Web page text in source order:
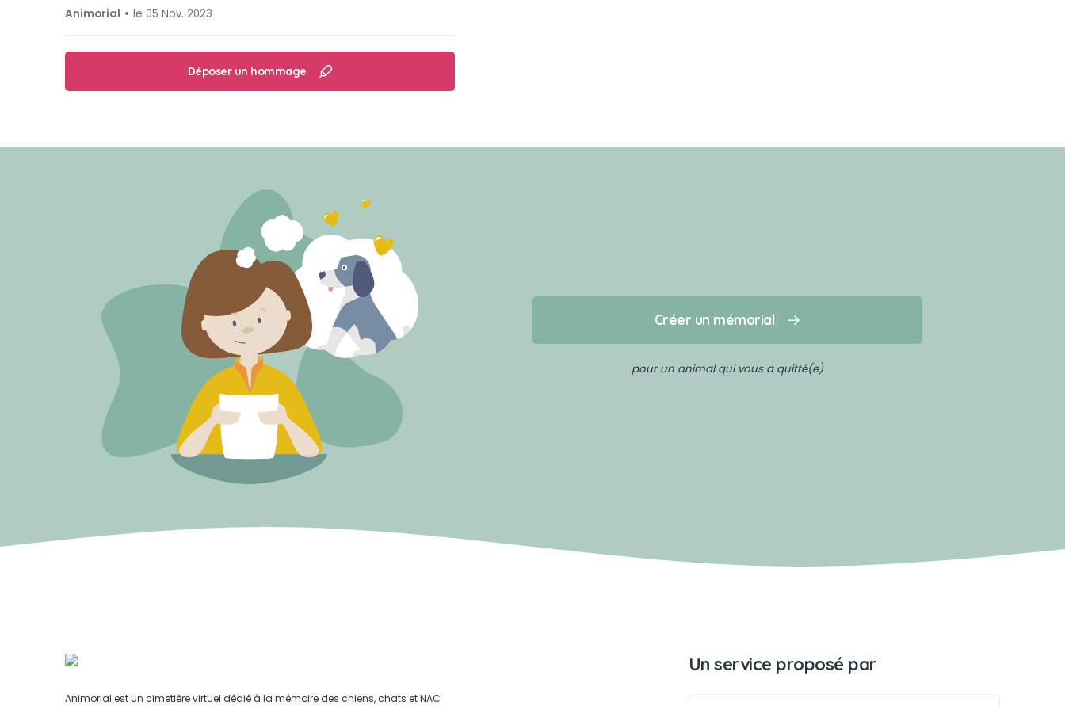
Animorial
le 05 Nov. 2023
Déposer un hommage
Créer un mémorial
pour un animal qui vous a quitté(e)
Animorial est un cimetière virtuel dédié à la mémoire des chiens, chats et NAC
Un service proposé par